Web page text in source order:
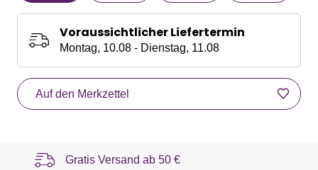
Voraussichtlicher Liefertermin
Montag, 10.08 - Dienstag, 11.08
Auf den Merkzettel
Gratis Versand ab 50 €